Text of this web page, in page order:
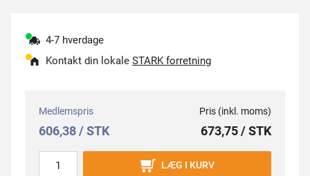
4-7 hverdage
Kontakt din lokale STARK forretning
Medlemspris
606,38 / STK
Pris (inkl. moms)
673,75 / STK
LÆG I KURV